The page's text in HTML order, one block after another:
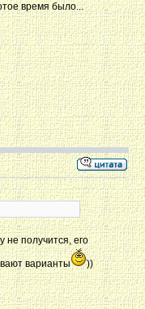
время было...
не получится, его
варианты
))